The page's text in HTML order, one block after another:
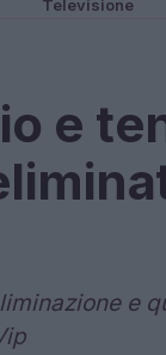
Televisione
e
e